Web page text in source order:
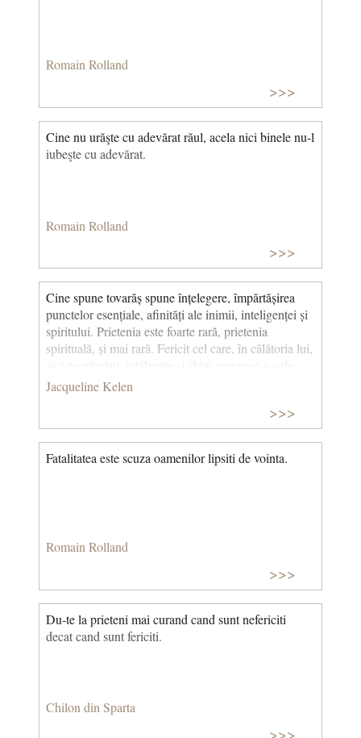
Romain Rolland
>>>
Cine nu urăşte cu adevărat răul, acela nici binele nu-l
iubeşte cu adevărat.
Romain Rolland
>>>
Cine spune tovarăș spune înțelegere, împărtășirea
punctelor esențiale, afinități ale inimii, inteligenței și
spiritului. Prietenia este foarte rară, prietenia
spirituală, și mai rară. Fericit cel care, în călătoria lui,
aici pe pământ, întâlnește și chiar parcurge o cale
lungă cu unul sau doi „tovarăși” de drum! © CCC
Jacqueline Kelen
>>>
Fatalitatea este scuza oamenilor lipsiti de vointa.
Romain Rolland
>>>
Du-te la prieteni mai curand cand sunt nefericiti
decat cand sunt fericiti.
Chilon din Sparta
>>>